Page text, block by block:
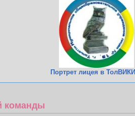
Портрет лицея в ТолВИКИ
команды